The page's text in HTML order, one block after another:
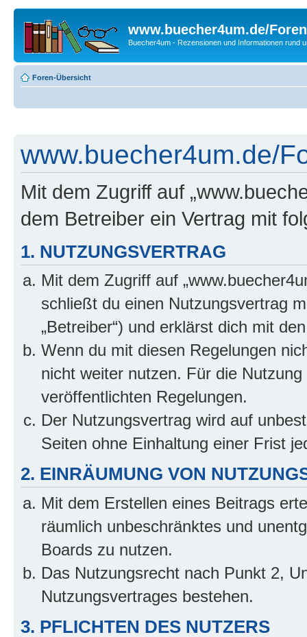
www.buecher4um.de/Foren
Buecher4um - Rezensionen und Informationen rund
Foren-Übersicht
www.buecher4um.de/
Mit dem Zugriff auf
dem Betreiber ein Vertrag mit
1. NUTZUNGSVERTRAG
Mit dem Zugriff auf
schließt du einen Nutzungsvertrag
„Betreiber“) und erklärst dich mit
Wenn du mit diesen Regelungen
nicht weiter nutzen. Für die
veröffentlichten Regelungen.
Der Nutzungsvertrag wird auf
Seiten ohne Einhaltung einer Frist
2. EINRÄUMUNG VON
Mit dem Erstellen eines Beitrags
räumlich unbeschränktes und
Boards zu nutzen.
Das Nutzungsrecht nach Punkt 2,
Nutzungsvertrages bestehen.
3. PFLICHTEN DES NUTZERS